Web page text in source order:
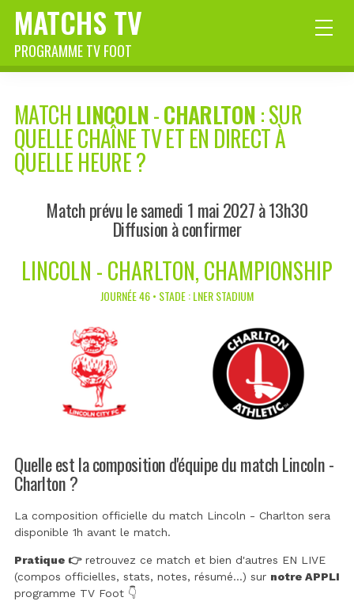
MATCHS TV
PROGRAMME TV FOOT
MATCH LINCOLN-CHARLTON: SUR
QUELLE CHAÎNE TV ET EN DIRECT À
QUELLE HEURE ?
Match prévu le samedi 1 mai 2027 à 13h30
Diffusion à confirmer
LINCOLN - CHARLTON, CHAMPIONSHIP
JOURNÉE 46 • STADE : LNER STADIUM
Quelle est la composition d'équipe du match Lincoln -
Charlton ?
La composition officielle du match Lincoln - Charlton sera
disponible 1h avant le match.
Pratique 👉retrouvez ce match et bien d'autres EN LIVE
(compos officielles, stats, notes, résumé...) sur notre APPLI
programme TV Foot 👇